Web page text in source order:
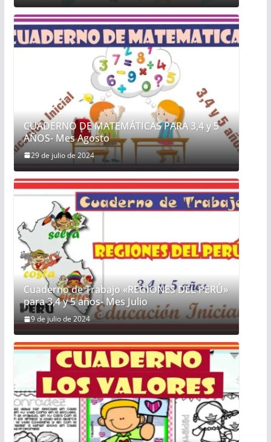
CUADERNO DE MATEMÁTICAS PARA 3,4 y 5
AÑOS- Mes Agosto
29 de julio de 2024
Cuaderno de Trabajo «REGIONES DEL PERÚ»
para 3,4 y 5 años- Mes Julio
9 de julio de 2024